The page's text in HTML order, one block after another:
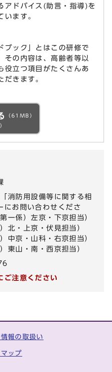
アドバイス(助言・指導)を
います。
ック」とはこの研修で
その内容は、高齢者等以
役立つ項目がたくさんあ
だきます。
（61MB）
防用設備等に関する相
にお問い合わせくださ
係）左京・下京担当）
北・上京・伏見担当）
中京・山科・右京担当）
東山・南・西京担当）
ご注意ください
報の取扱い
ップ